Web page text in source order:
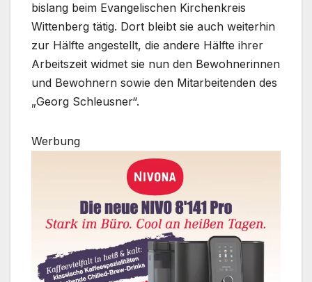
bislang beim Evangelischen Kirchenkreis
Wittenberg tätig. Dort bleibt sie auch weiterhin
zur Hälfte angestellt, die andere Hälfte ihrer
Arbeitszeit widmet sie nun den Bewohnerinnen
und Bewohnern sowie den Mitarbeitenden des
„Georg Schleusner“.
Werbung